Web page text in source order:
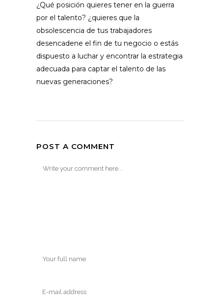
¿Qué posición quieres tener en la guerra
por el talento? ¿quieres que la
obsolescencia de tus trabajadores
desencadene el fin de tu negocio o estás
dispuesto a luchar y encontrar la estrategia
adecuada para captar el talento de las
nuevas generaciones?
POST A COMMENT